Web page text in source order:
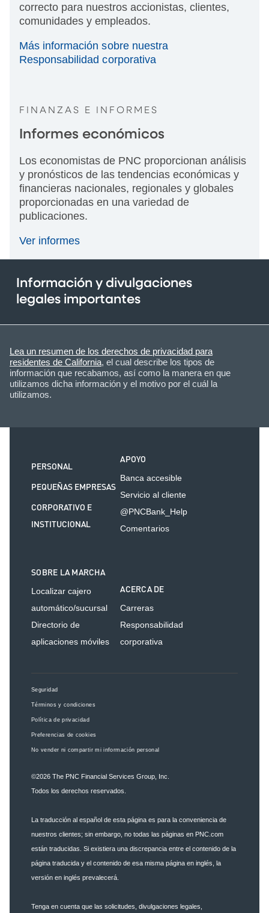
correcto para nuestros accionistas, clientes,
comunidades y empleados.
Más información sobre nuestra
Responsabilidad corporativa
FINANZAS E INFORMES
Informes económicos
Los economistas de PNC proporcionan análisis
y pronósticos de las tendencias económicas y
financieras nacionales, regionales y globales
proporcionadas en una variedad de
publicaciones.
Ver informes
Información y divulgaciones
legales importantes
Lea un resumen de los derechos de privacidad para
residentes de California, el cual describe los tipos de
información que recabamos, así como la manera en que
utilizamos dicha información y el motivo por el cuál la
utilizamos.
PERSONAL
PEQUEÑAS EMPRESAS
CORPORATIVO E
INSTITUCIONAL
APOYO
Banca accesible
Servicio al cliente
@PNCBank_Help
Comentarios
SOBRE LA MARCHA
Localizar cajero
automático/sucursal
Directorio de
aplicaciones móviles
ACERCA DE
Carreras
Responsabilidad
corporativa
Seguridad
Términos y condiciones
Política de privacidad
Preferencias de cookies
No vender ni compartir mi información personal
©2026 The PNC Financial Services Group, Inc.
Todos los derechos reservados.
La traducción al español de esta página es para la conveniencia de
nuestros clientes; sin embargo, no todas las páginas en PNC.com
están traducidas. Si existiera una discrepancia entre el contenido de la
página traducida y el contenido de esa misma página en inglés, la
versión en inglés prevalecerá.
Tenga en cuenta que las solicitudes, divulgaciones legales,